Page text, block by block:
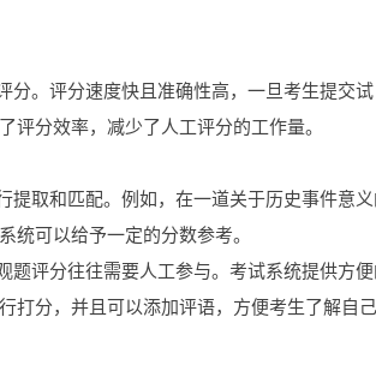
分。评分速度快且准确性高，一旦考生提交试
分效率，减少了人工评分的工作量。
提取和匹配。例如，在一道关于历史事件意义
统可以给予一定的分数参考。
题评分往往需要人工参与。考试系统提供方便
打分，并且可以添加评语，方便考生了解自